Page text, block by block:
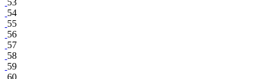
53
54
55
56
57
58
59
60